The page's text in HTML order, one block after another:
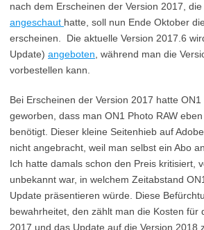
nach dem Erscheinen der Version 2017,
angeschaut hatte, soll nun Ende Oktober
erscheinen. Die aktuelle Version 2017.6
Update) angeboten , während man die
vorbestellen kann.
Bei Erscheinen der Version 2017 hatte
geworben, dass man ON1 Photo RAW
benötigt. Dieser kleine Seitenhieb auf
nicht angebracht, weil man selbst ein Abo
Ich hatte damals schon den Preis kritisiert,
unbekannt war, in welchem Zeitabstand
Update präsentieren würde. Diese
bewahrheitet, den zählt man die Kosten für
2017 und das Update auf die Version 2018